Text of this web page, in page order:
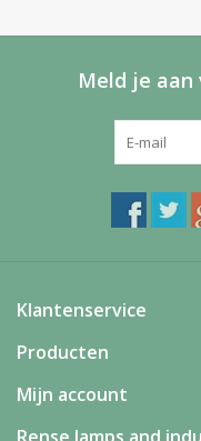
Meld je aan
Klantenservice
Producten
Mijn account